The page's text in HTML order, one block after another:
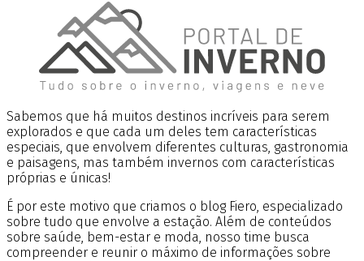
Sabemos que há muitos destinos incríveis para serem
explorados e que cada um deles tem características
especiais, que envolvem diferentes culturas, gastronomia
e paisagens, mas também invernos com características
próprias e únicas!
É por este motivo que criamos o blog Fiero, especializado
sobre tudo que envolve a estação. Além de conteúdos
sobre saúde, bem-estar e moda, nosso time busca
compreender e reunir o máximo de informações sobre